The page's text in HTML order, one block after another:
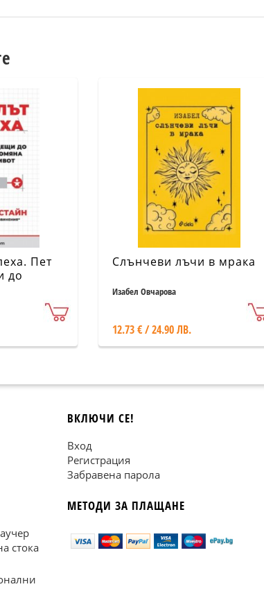
Пет
до
на
Слънчеви лъчи в мрака
Изабел Овчарова
12.73 € / 24.90 ЛВ.
стока
ВКЛЮЧИ СЕ!
Вход
Регистрация
Забравена парола
МЕТОДИ ЗА ПЛАЩАНЕ